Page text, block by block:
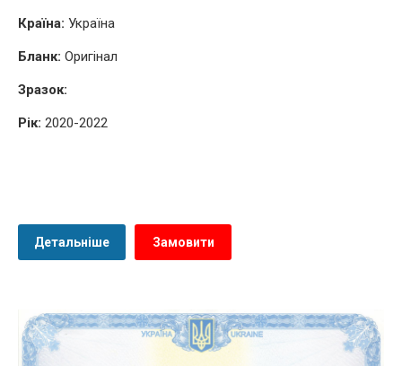
Країна: Україна
Бланк: Оригінал
Зразок:
Рік: 2020-2022
Детальніше Замовити